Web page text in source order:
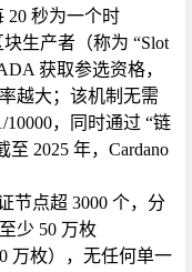
20 秒为一个时
块生产者（称为 “Slot
获取参选资格，
越大；该机制无需
10000，同时通过 “链
至 2025 年，Cardano
节点超 3000 个，分
少 50 万枚
万枚），无任何单一